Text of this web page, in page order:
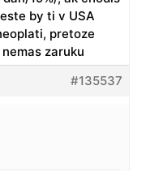
by ti v USA
pretoze
zaruku
#135537